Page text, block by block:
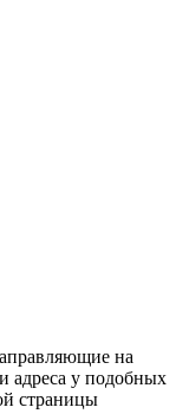
на
адреса у подобных
страницы